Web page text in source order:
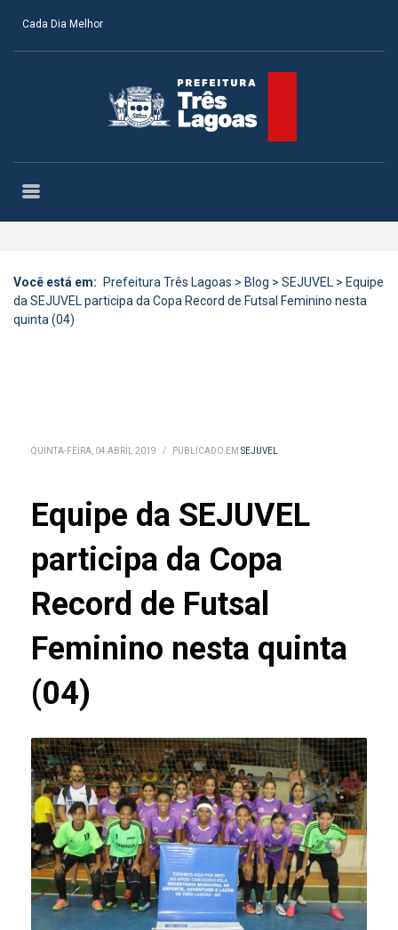
Cada Dia Melhor
Você está em: Prefeitura Três Lagoas > Blog > SEJUVEL > Equipe
da SEJUVEL participa da Copa Record de Futsal Feminino nesta
quinta (04)
QUINTA-FEIRA, 04 ABRIL 2019 / PUBLICADO EM SEJUVEL
Equipe da SEJUVEL
participa da Copa
Record de Futsal
Feminino nesta quinta
(04)